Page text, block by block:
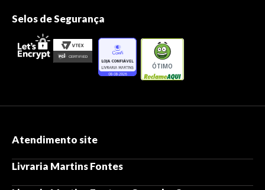
Selos de Segurança
ÓTIMO
Atendimento site
Livraria Martins Fontes